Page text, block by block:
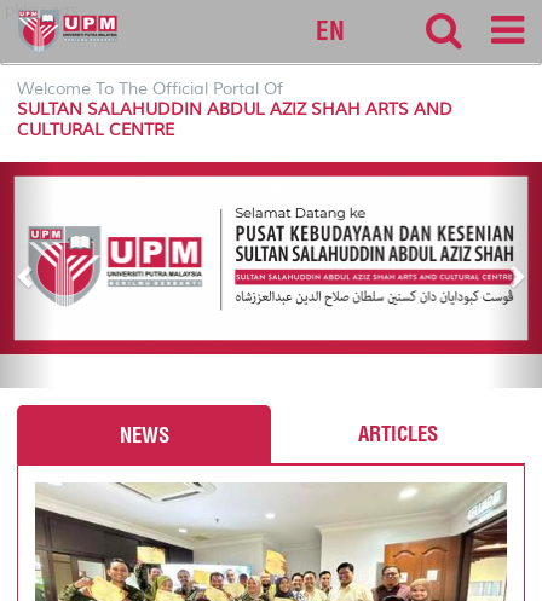
pkkssaas
EN
Welcome To The Official Portal Of
SULTAN SALAHUDDIN ABDUL AZIZ SHAH ARTS AND
CULTURAL CENTRE
P
e
v
i
u
s
N
t
NEWS ARTICLES